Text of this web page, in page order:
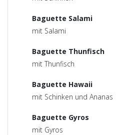
Baguette Salami
mit Salami
Baguette Thunfisch
mit Thunfisch
Baguette Hawaii
mit Schinken und Ananas
Baguette Gyros
mit Gyros